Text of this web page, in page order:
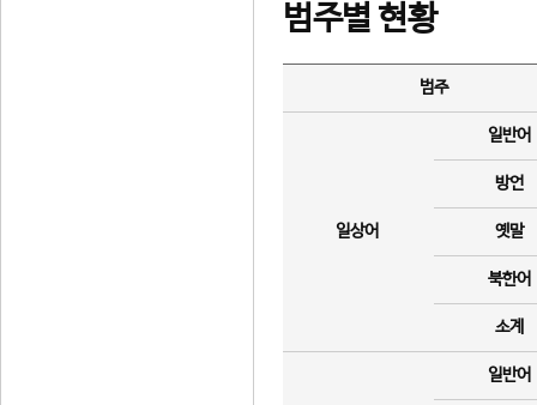
범주별 현황
범주
일상어
일반어
방언
옛말
북한어
소계
일반어